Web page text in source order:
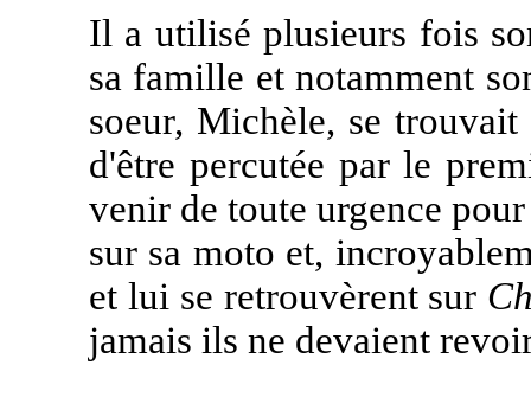
Il a utilisé plusieurs fois
sa famille et notamment
soeur, Michèle, se
d'être percutée par le
venir de toute urgence
sur sa moto et,
et lui se retrouvèrent sur
jamais ils ne devaient